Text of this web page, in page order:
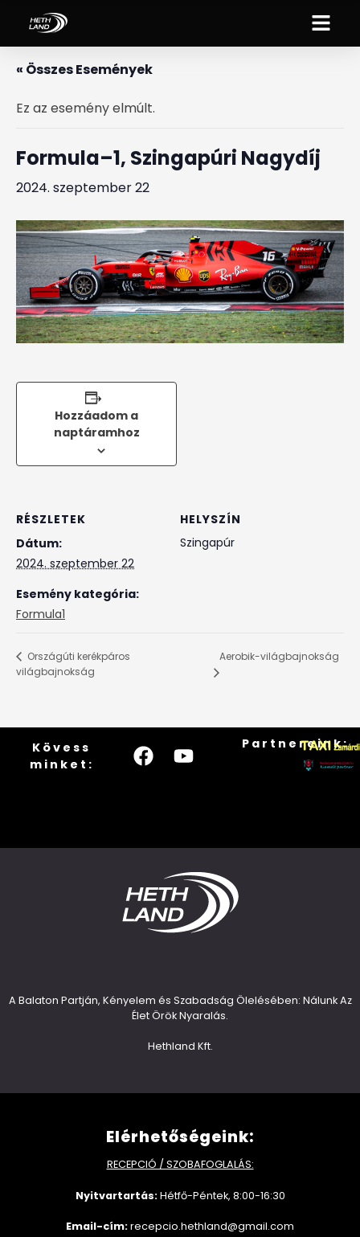
« Összes Események
Ez az esemény elmúlt.
Formula–1, Szingapúri Nagydíj
2024. szeptember 22
Hozzáadom a
naptáramhoz
RÉSZLETEK
Dátum:
2024. szeptember 22
Esemény kategória:
Formula1
HELYSZÍN
Szingapúr
Országúti kerékpáros
világbajnokság
Aerobik-világbajnokság
Kövess
minket:
Partnereink:
A Balaton Partján, Kényelem és Szabadság Ölelésében: Nálunk Az
Élet Örök Nyaralás.
Hethland Kft.
Elérhetőségeink:
RECEPCIÓ / SZOBAFOGLALÁS:
Nyitvartartás:Hétfő-Péntek, 8:00-16:30
Email-cím:recepcio.hethland@gmail.com